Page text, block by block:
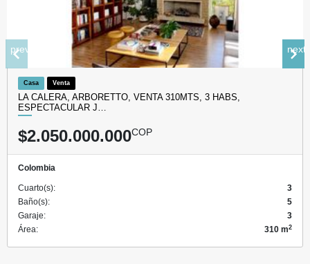
Casa Venta
LA CALERA, ARBORETTO, VENTA 310MTS, 3 HABS,
ESPECTACULAR J…
$2.050.000.000COP
Colombia
Cuarto(s):
3
Baño(s):
5
Garaje:
3
Área:
310 m2
prev next